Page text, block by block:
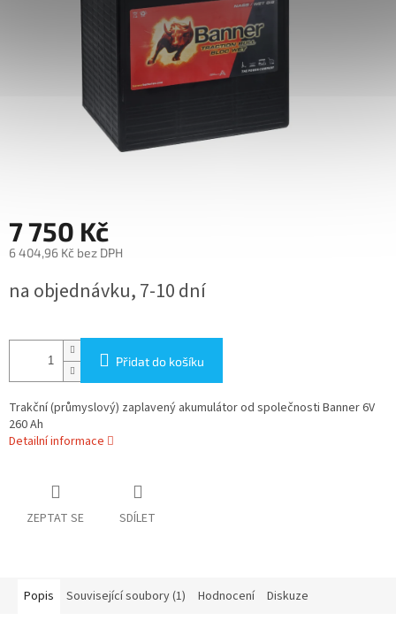
7 750 Kč
6 404,96 Kč bez DPH
cena:
na objednávku, 7-10 dní
Přidat do košíku
Trakční (průmyslový) zaplavený akumulátor od společnosti Banner 6V
260 Ah
Detailní informace
ZEPTAT SE SDÍLET
Popis Související soubory (1) Hodnocení Diskuze